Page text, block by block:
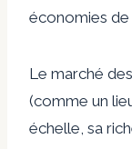
économies
Le marché
(comme un
échelle, sa